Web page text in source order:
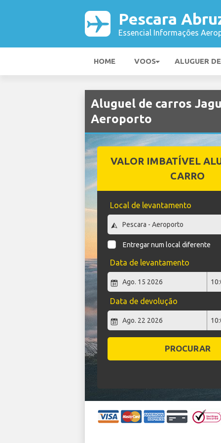
Pescara
Essencial Informações
HOME VOOS ALUGUER
Aluguel de carros
Aeroporto
VALOR IMBATÍVEL
CARRO
Local de levantamento
Entregar num local diferente
Data de levantamento
Data de devolução
PROCURAR